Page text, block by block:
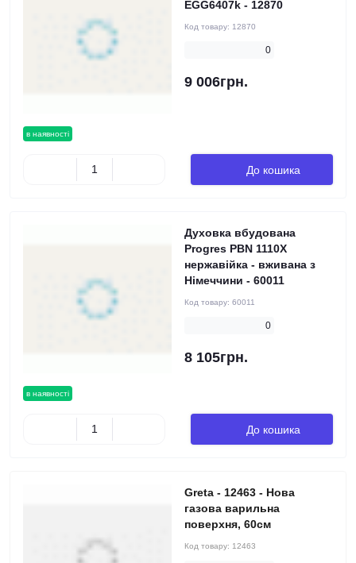
в наявності
EGG6407k - 12870
Код товару: 12870
0
9 006грн.
До кошика
в наявності
Духовка вбудована
Progres PBN 1110X
нержавійка - вживана з
Німеччини - 60011
Код товару: 60011
0
8 105грн.
До кошика
Greta - 12463 - Нова
газова варильна
поверхня, 60см
Код товару: 12463